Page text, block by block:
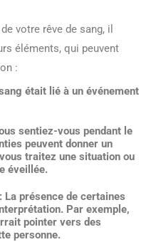
votre rêve de sang, il
éléments, qui peuvent
:
était lié à un événement
sentiez-vous pendant le
peuvent donner un
traitez une situation ou
éveillée.
: La présence de certaines
Par exemple,
pointer vers des
personne.